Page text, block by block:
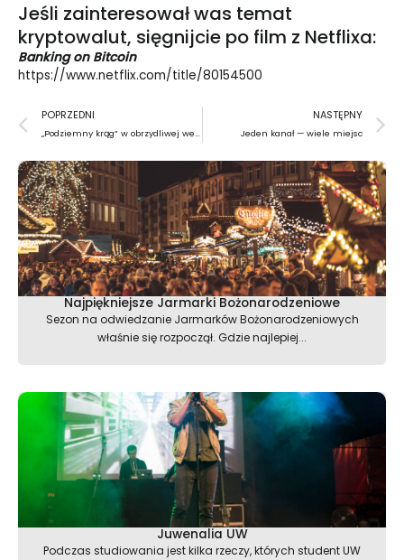
Jeśli zainteresował was temat
kryptowalut, sięgnijcie po film z Netflixa:
Banking on Bitcoin
https://www.netflix.com/title/80154500
Prev
POPRZEDNI
„Podziemny krąg” w obrzydliwej wersji
NASTĘPNY
Jeden kanał — wiele miejsc
Najpiękniejsze Jarmarki Bożonarodzeniowe
Sezon na odwiedzanie Jarmarków Bożonarodzeniowych
właśnie się rozpoczął. Gdzie najlepiej...
Juwenalia UW
Podczas studiowania jest kilka rzeczy, których student UW